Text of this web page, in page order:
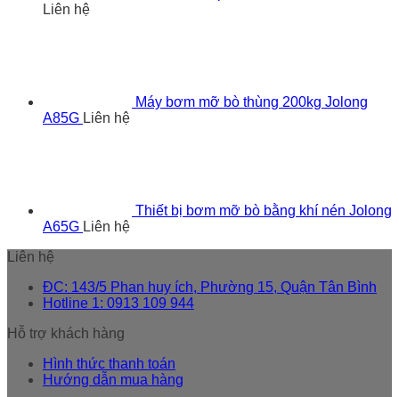
Liên hệ
Máy bơm mỡ bò thùng 200kg Jolong
A85G Liên hệ
Thiết bị bơm mỡ bò bằng khí nén Jolong
A65G Liên hệ
Liên hệ
ĐC: 143/5 Phan huy ích, Phường 15, Quận Tân Bình
Hotline 1: 0913 109 944
Hỗ trợ khách hàng
Hình thức thanh toán
Hướng dẫn mua hàng